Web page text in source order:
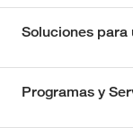
Soluciones para
Programas y